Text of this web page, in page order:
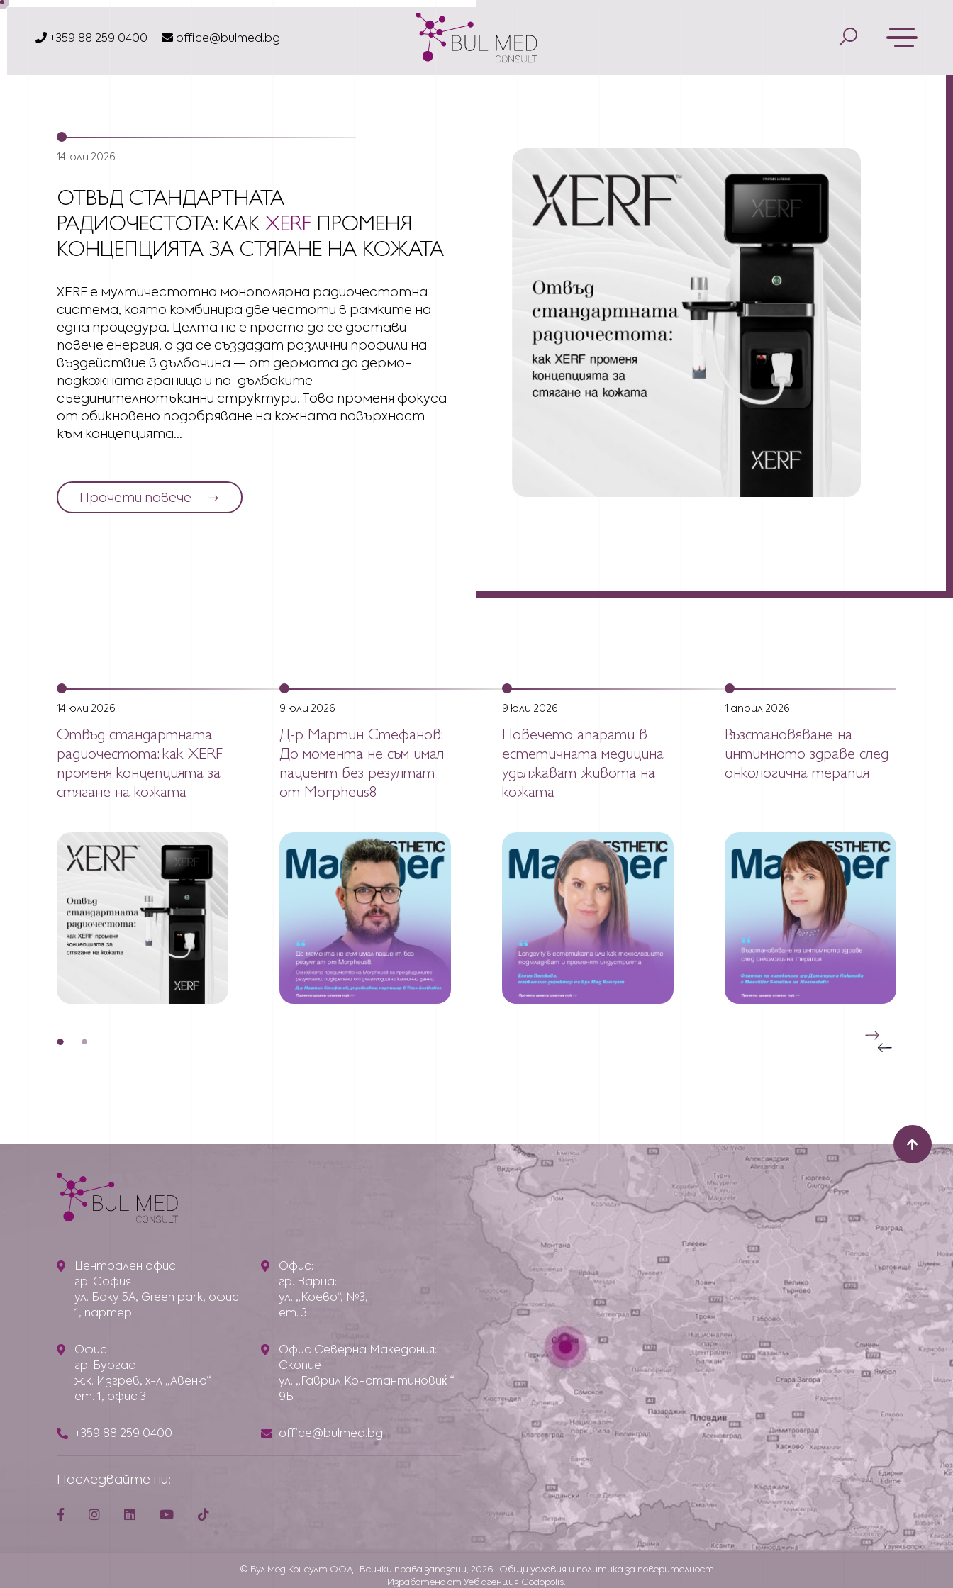
+359 88 259 0400 office@bulmed.bg
14 юли 2026
ОТВЪД СТАНДАРТНАТА
РАДИОЧЕСТОТА: КАК XERF ПРОМЕНЯ
КОНЦЕПЦИЯТА ЗА СТЯГАНЕ НА КОЖАТА
XERF е мултичестотна монополярна радиочестотна
система, която комбинира две честоти в рамките на
една процедура. Целта не е просто да се достави
повече енергия, а да се създадат различни профили на
въздействие в дълбочина — от дермата до дермо-
подкожната граница и по-дълбоките
съединителнотъканни структури. Това променя фокуса
от обикновено подобряване на кожната повърхност
към концепцията...
Прочети повече
14 юли 2026
Отвъд стандартната
радиочестота: как XERF
променя концепцията за
стягане на кожата
9 юли 2026
Д-р Мартин Стефанов:
До момента не съм имал
пациент без резултат
от Morpheus8
9 юли 2026
Повечето апарати в
естетичната медицина
удължават живота на
кожата
1 април 2026
Възстановяване на
интимното здраве след
онкологична терапия
Централен офис:
гр. София
ул. Баку 5А, Green park, офис
1, партер
Офис:
гр. Варна:
ул. „Коево“, №3,
ет. 3
Офис:
гр. Бургас
ж.к. Изгрев, х-л „Авеню“
ет. 1, офис 3
Офис Северна Македония:
Скопие
ул. „Гаврил Константиновиќ “
9Б
+359 88 259 0400 office@bulmed.bg
Последвайте ни:
© Бул Мед Консулт ООД . Всички права запазени, 2026 | Общи условия и политика за поверителност
Изработено от Уеб агенция Codopolis.